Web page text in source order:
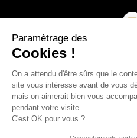
Copyright ©MFR de
Paramètrage des
Cookies !
On a attendu d'être sûrs que le
site vous intéresse avant de vous
mais on aimerait bien vous
pendant votre visite...
C'est OK pour vous ?